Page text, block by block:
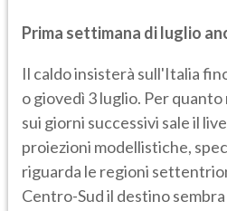
Prima settimana di luglio
Il caldo insisterà sull'Italia
o giovedì 3 luglio. Per
sui giorni successivi sale il
proiezioni modellistiche,
riguarda le regioni
Centro-Sud il destino